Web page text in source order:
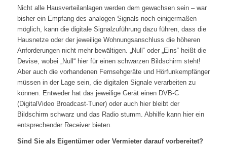
Nicht alle Hausverteilanlagen werden dem gewachsen sein – war
bisher ein Empfang des analogen Signals noch einigermaßen
möglich, kann die digitale Signalzuführung dazu führen, dass die
Hausnetze oder der jeweilige Wohnungsanschluss die höheren
Anforderungen nicht mehr bewältigen. „Null“ oder „Eins“ heißt die
Devise, wobei „Null“ hier für einen schwarzen Bildschirm steht!
Aber auch die vorhandenen Fernsehgeräte und Hörfunkempfänger
müssen in der Lage sein, die digitalen Signale verarbeiten zu
können. Entweder hat das jeweilige Gerät einen DVB-C
(DigitalVideo Broadcast-Tuner) oder auch hier bleibt der
Bildschirm schwarz und das Radio stumm. Abhilfe kann hier ein
entsprechender Receiver bieten.
Sind Sie als Eigentümer oder Vermieter darauf vorbereitet?